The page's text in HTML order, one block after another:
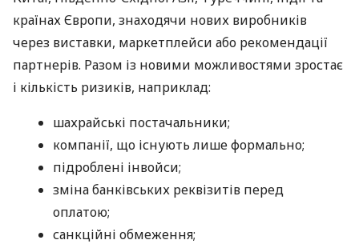
країнах Європи, знаходячи нових виробників
через виставки, маркетплейси або рекомендації
партнерів. Разом із новими можливостями зростає
і кількість ризиків, наприклад:
шахрайські постачальники;
компанії, що існують лише формально;
підроблені інвойси;
зміна банківських реквізитів перед
оплатою;
санкційні обмеження;